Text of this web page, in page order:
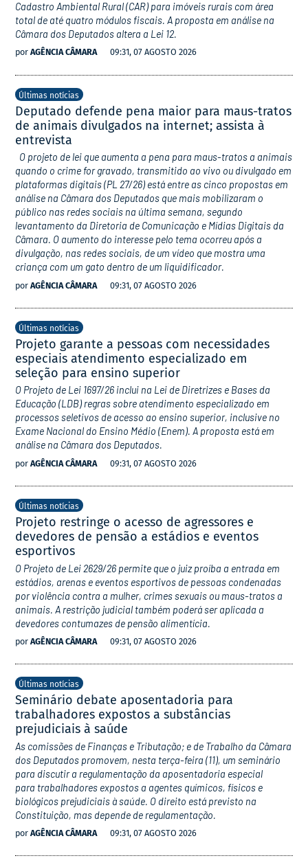
Cadastro Ambiental Rural (CAR) para imóveis rurais com área
total de até quatro módulos fiscais. A proposta em análise na
Câmara dos Deputados altera a Lei 12.
por AGÊNCIA CÂMARA 09:31, 07 AGOSTO 2026
Últimas notícias
Deputado defende pena maior para maus-tratos
de animais divulgados na internet; assista à
entrevista
O projeto de lei que aumenta a pena para maus-tratos a animais
quando o crime for gravado, transmitido ao vivo ou divulgado em
plataformas digitais (PL 27/26) está entre as cinco propostas em
análise na Câmara dos Deputados que mais mobilizaram o
público nas redes sociais na última semana, segundo
levantamento da Diretoria de Comunicação e Mídias Digitais da
Câmara. O aumento do interesse pelo tema ocorreu após a
divulgação, nas redes sociais, de um vídeo que mostra uma
criança com um gato dentro de um liquidificador.
por AGÊNCIA CÂMARA 09:31, 07 AGOSTO 2026
Últimas notícias
Projeto garante a pessoas com necessidades
especiais atendimento especializado em
seleção para ensino superior
O Projeto de Lei 1697/26 inclui na Lei de Diretrizes e Bases da
Educação (LDB) regras sobre atendimento especializado em
processos seletivos de acesso ao ensino superior, inclusive no
Exame Nacional do Ensino Médio (Enem). A proposta está em
análise na Câmara dos Deputados.
por AGÊNCIA CÂMARA 09:31, 07 AGOSTO 2026
Últimas notícias
Projeto restringe o acesso de agressores e
devedores de pensão a estádios e eventos
esportivos
O Projeto de Lei 2629/26 permite que o juiz proíba a entrada em
estádios, arenas e eventos esportivos de pessoas condenadas
por violência contra a mulher, crimes sexuais ou maus-tratos a
animais. A restrição judicial também poderá ser aplicada a
devedores contumazes de pensão alimentícia.
por AGÊNCIA CÂMARA 09:31, 07 AGOSTO 2026
Últimas notícias
Seminário debate aposentadoria para
trabalhadores expostos a substâncias
prejudiciais à saúde
As comissões de Finanças e Tributação; e de Trabalho da Câmara
dos Deputados promovem, nesta terça-feira (11), um seminário
para discutir a regulamentação da aposentadoria especial
para trabalhadores expostos a agentes químicos, físicos e
biológicos prejudiciais à saúde. O direito está previsto na
Constituição, mas depende de regulamentação.
por AGÊNCIA CÂMARA 09:31, 07 AGOSTO 2026